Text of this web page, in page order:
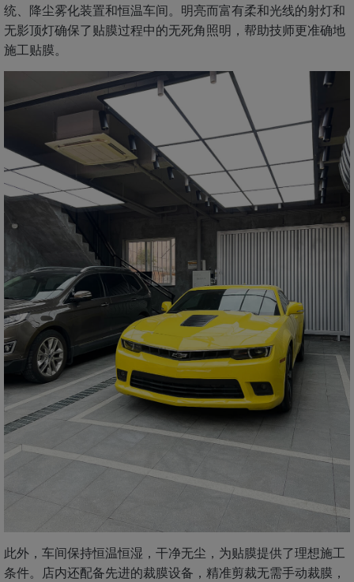
统、降尘雾化装置和恒温车间。明亮而富有柔和光线的射灯和
无影顶灯确保了贴膜过程中的无死角照明，帮助技师更准确地
施工贴膜。
此外，车间保持恒温恒湿，干净无尘，为贴膜提供了理想施工
条件。店内还配备先进的裁膜设备，精准剪裁无需手动裁膜，